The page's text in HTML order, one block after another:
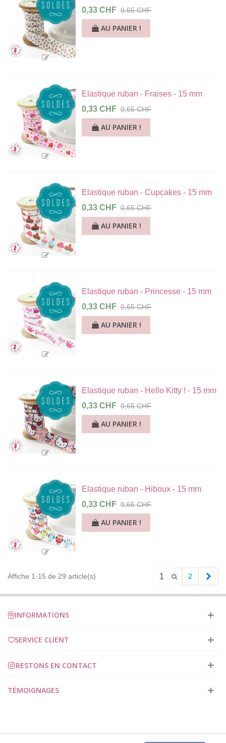
0,33 CHF 0,65 CHF
AU PANIER !
Elastique ruban - Fraises - 15 mm
0,33 CHF 0,65 CHF
AU PANIER !
Elastique ruban - Cupcakes - 15 mm
0,33 CHF 0,65 CHF
AU PANIER !
Elastique ruban - Princesse - 15 mm
0,33 CHF 0,65 CHF
AU PANIER !
Elastique ruban - Hello Kitty ! - 15 mm
0,33 CHF 0,65 CHF
AU PANIER !
Elastique ruban - Hiboux - 15 mm
0,33 CHF 0,65 CHF
AU PANIER !
Affiche 1-15 de 29 article(s) 2
INFORMATIONS
SERVICE CLIENT
RESTONS EN CONTACT
TÉMOIGNAGES